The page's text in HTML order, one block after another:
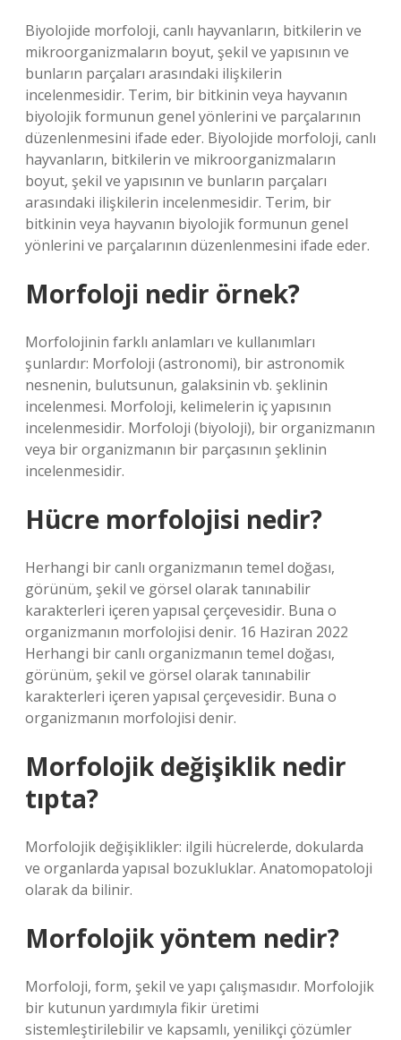
Biyolojide morfoloji, canlı hayvanların, bitkilerin ve
mikroorganizmaların boyut, şekil ve yapısının ve
bunların parçaları arasındaki ilişkilerin
incelenmesidir. Terim, bir bitkinin veya hayvanın
biyolojik formunun genel yönlerini ve parçalarının
düzenlenmesini ifade eder. Biyolojide morfoloji, canlı
hayvanların, bitkilerin ve mikroorganizmaların
boyut, şekil ve yapısının ve bunların parçaları
arasındaki ilişkilerin incelenmesidir. Terim, bir
bitkinin veya hayvanın biyolojik formunun genel
yönlerini ve parçalarının düzenlenmesini ifade eder.
Morfoloji nedir örnek?
Morfolojinin farklı anlamları ve kullanımları
şunlardır: Morfoloji (astronomi), bir astronomik
nesnenin, bulutsunun, galaksinin vb. şeklinin
incelenmesi. Morfoloji, kelimelerin iç yapısının
incelenmesidir. Morfoloji (biyoloji), bir organizmanın
veya bir organizmanın bir parçasının şeklinin
incelenmesidir.
Hücre morfolojisi nedir?
Herhangi bir canlı organizmanın temel doğası,
görünüm, şekil ve görsel olarak tanınabilir
karakterleri içeren yapısal çerçevesidir. Buna o
organizmanın morfolojisi denir. 16 Haziran 2022
Herhangi bir canlı organizmanın temel doğası,
görünüm, şekil ve görsel olarak tanınabilir
karakterleri içeren yapısal çerçevesidir. Buna o
organizmanın morfolojisi denir.
Morfolojik değişiklik nedir
tıpta?
Morfolojik değişiklikler: ilgili hücrelerde, dokularda
ve organlarda yapısal bozukluklar. Anatomopatoloji
olarak da bilinir.
Morfolojik yöntem nedir?
Morfoloji, form, şekil ve yapı çalışmasıdır. Morfolojik
bir kutunun yardımıyla fikir üretimi
sistemleştirilebilir ve kapsamlı, yenilikçi çözümler